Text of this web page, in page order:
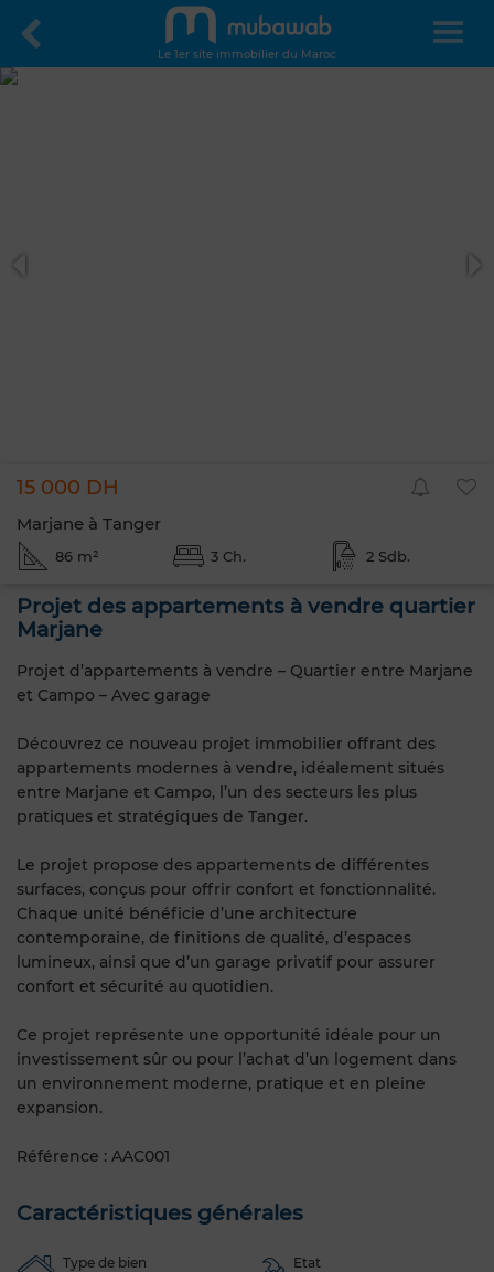
Le 1er site immobilier du Maroc
15 000 DH
Marjane à Tanger
86 m² 3 Ch. 2 Sdb.
Projet des appartements à vendre quartier
Marjane
Projet d’appartements à vendre – Quartier entre Marjane
et Campo – Avec garage
Découvrez ce nouveau projet immobilier offrant des
appartements modernes à vendre, idéalement situés
entre Marjane et Campo, l’un des secteurs les plus
pratiques et stratégiques de Tanger.
Le projet propose des appartements de différentes
surfaces, conçus pour offrir confort et fonctionnalité.
Chaque unité bénéficie d’une architecture
contemporaine, de finitions de qualité, d’espaces
lumineux, ainsi que d’un garage privatif pour assurer
confort et sécurité au quotidien.
Ce projet représente une opportunité idéale pour un
investissement sûr ou pour l’achat d’un logement dans
un environnement moderne, pratique et en pleine
expansion.
Référence : AAC001
Caractéristiques générales
Type de bien Etat